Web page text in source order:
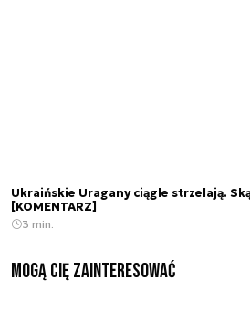
Ukraińskie Uragany ciągle strzelają.
[KOMENTARZ]
3 min.
Mogą Cię zainteresować